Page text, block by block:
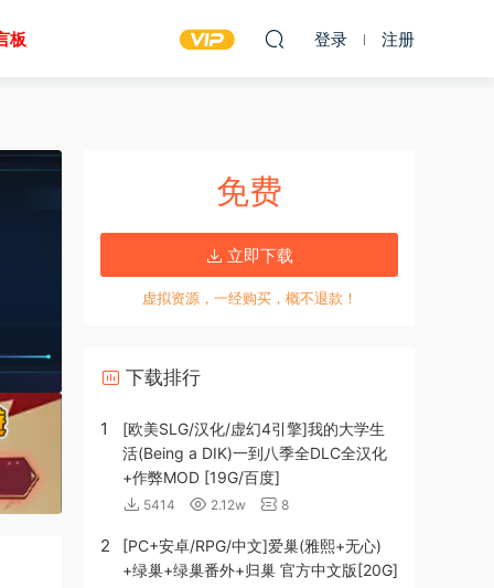
板 登录 注册
免费
立即下载
虚拟资源，一经购买，概不退款！
下载排行
1
[欧美SLG/汉化/虚幻4引擎]我的大学生
活(Being a DIK)一到八季全DLC全汉化
+作弊MOD [19G/百度]
5414 2.12w 8
2
[PC+安卓/RPG/中文]爱巢(雅熙+无心)
+绿巢+绿巢番外+归巢 官方中文版[20G]